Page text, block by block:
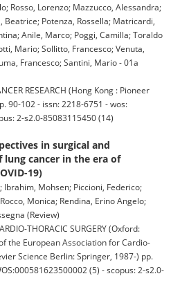
Rosso, Lorenzo; Mazzucco, Alessandra;
Potenza, Rossella; Matricardi,
Anile, Marco; Poggi, Camilla; Toraldo
Mario; Sollitto, Francesco; Venuta,
Francesco; Santini, Mario - 01a
RESEARCH (Hong Kong : Pioneer
90-102 - issn: 2218-6751 - wos:
2-s2.0-85083115450 (14)
in surgical and
cancer in the era of
19)
Mohsen; Piccioni, Federico;
Monica; Rendina, Erino Angelo;
(Review)
THORACIC SURGERY (Oxford:
the European Association for Cardio-
Science Berlin: Springer, 1987-) pp.
(5) - scopus: 2-s2.0-